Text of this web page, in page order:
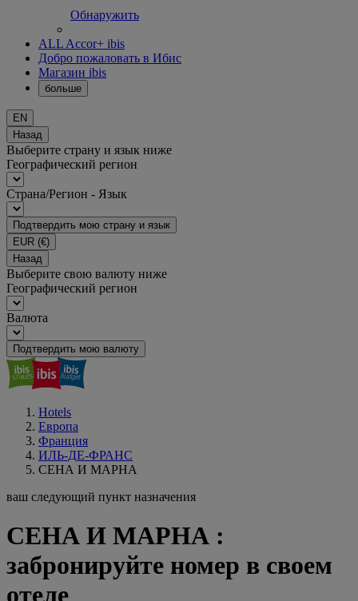
Обнаружить
ALL Accor+ ibis
Добро пожаловать в Ибис
Магазин ibis
больше
EN
Назад
Выберите страну и язык ниже
Географический регион
Страна/Регион - Язык
Подтвердить мою страну и язык
EUR (€)
Назад
Выберите свою валюту ниже
Географический регион
Валюта
Подтвердить мою валюту
Hotels
Европа
Франция
ИЛЬ-ДЕ-ФРАНС
СЕНА И МАРНА
ваш следующий пункт назначения
СЕНА И МАРНА :
забронируйте номер в своем
отеле